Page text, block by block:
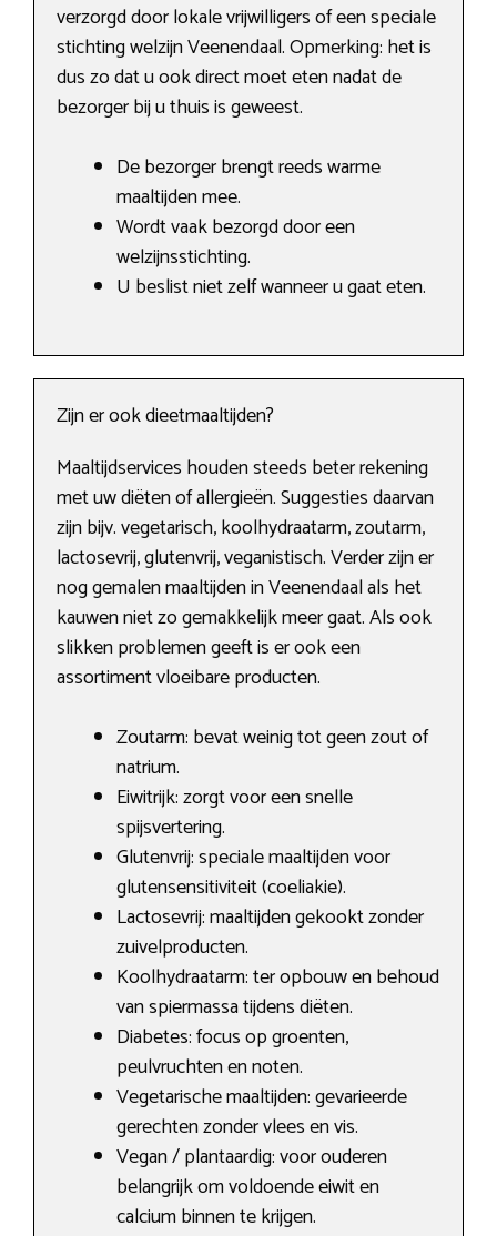
verzorgd door lokale vrijwilligers of een speciale
stichting welzijn Veenendaal. Opmerking: het is
dus zo dat u ook direct moet eten nadat de
bezorger bij u thuis is geweest.
De bezorger brengt reeds warme
maaltijden mee.
Wordt vaak bezorgd door een
welzijnsstichting.
U beslist niet zelf wanneer u gaat eten.
Zijn er ook dieetmaaltijden?
Maaltijdservices houden steeds beter rekening
met uw diëten of allergieën. Suggesties daarvan
zijn bijv. vegetarisch, koolhydraatarm, zoutarm,
lactosevrij, glutenvrij, veganistisch. Verder zijn er
nog gemalen maaltijden in Veenendaal als het
kauwen niet zo gemakkelijk meer gaat. Als ook
slikken problemen geeft is er ook een
assortiment vloeibare producten.
Zoutarm: bevat weinig tot geen zout of
natrium.
Eiwitrijk: zorgt voor een snelle
spijsvertering.
Glutenvrij: speciale maaltijden voor
glutensensitiviteit (coeliakie).
Lactosevrij: maaltijden gekookt zonder
zuivelproducten.
Koolhydraatarm: ter opbouw en behoud
van spiermassa tijdens diëten.
Diabetes: focus op groenten,
peulvruchten en noten.
Vegetarische maaltijden: gevarieerde
gerechten zonder vlees en vis.
Vegan / plantaardig: voor ouderen
belangrijk om voldoende eiwit en
calcium binnen te krijgen.